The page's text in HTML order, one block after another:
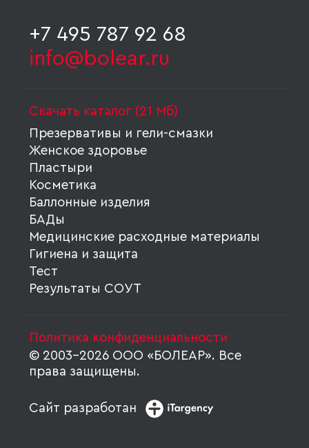
+7 495 787 92 68
info@bolear.ru
Скачать каталог (21 Мб)
Презервативы и гели-смазки
Женское здоровье
Пластыри
Косметика
Баллонные изделия
БАДы
Медицинские расходные материалы
Гигиена и защита
Тест
Результаты СОУТ
© 2003-2026 ООО «БОЛЕАР». Все
права защищены.
Политика конфиденциальности
Сайт разработан